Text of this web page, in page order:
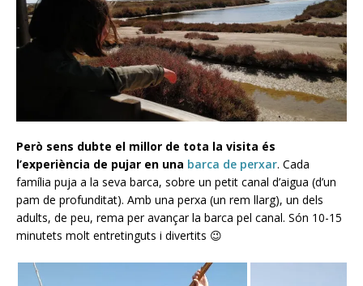
Però sens dubte el millor de tota la visita és
l’experiència de pujar en una barca de perxar. Cada
família puja a la seva barca, sobre un petit canal d’aigua (d’un
pam de profunditat). Amb una perxa (un rem llarg), un dels
adults, de peu, rema per avançar la barca pel canal. Són 10-15
minutets molt entretinguts i divertits 😉